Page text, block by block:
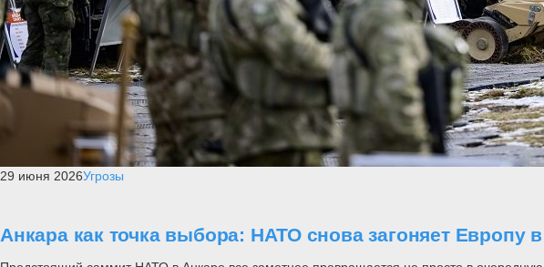
29 июня 2026Угрозы
Анкара как точка выбора: НАТО снова загоняет Европу